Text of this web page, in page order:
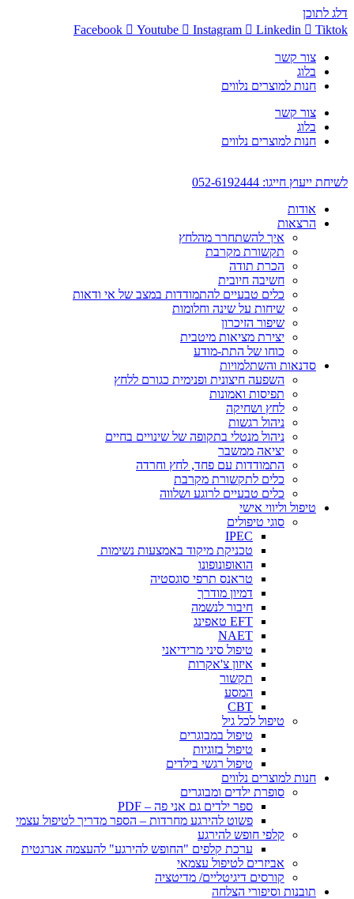
דלג לתוכן
Facebook
Youtube Instagram Linkedin Tiktok
צור קשר
בלוג
חנות למוצרים נלווים
צור קשר
בלוג
חנות למוצרים נלווים
לשיחת ייעוץ חייגו: 052-6192444
אודות
הרצאות
איך להשתחרר מהלחץ
תקשורת מקרבת
הכרת תודה
חשיבה חיובית
כלים טבעיים להתמודדות במצב של אי ודאות
שיחות על שינה וחלומות
שיפור הזיכרון
יצירת מציאות מיטבית
כוחו של התת-מודע
סדנאות והשתלמויות
השפעה חיצונית ופנימית כגורם ללחץ
תפיסות ואמונות
לחץ ושחיקה
ניהול רגשות
ניהול מנטלי בתקופה של שינויים בחיים
יציאה ממשבר
התמודדות עם פחד, לחץ וחרדה
כלים לתקשורת מקרבת
כלים טבעיים לרוגע ושלווה
טיפול וליווי אישי
סוגי טיפולים
IPEC
טכניקת מיקוד באמצעות נשימות
הואופונופונו
טראנס תרפי סוגסטיה
דמיון מודרך
חיבור לנשמה
EFT טאפינג
NAET
טיפול סיני מרידיאני
איזון צ'אקרות
תקשור
המסע
CBT
טיפול לכל גיל
טיפול במבוגרים
טיפול בזוגיות
טיפול רגשי בילדים
חנות למוצרים נלווים
סופרת ילדים ומבוגרים
ספר ילדים גם אני פה – PDF
פשוט להירגע מחרדות – הספר מדריך לטיפול עצמי
קלפי חופש להירגע
ערכת קלפים "החופש להירגע" להעצמה אנרגטית
אביזרים לטיפול עצמאי
קורסים דיגיטליים/ מדיטציה
תובנות וסיפורי הצלחה